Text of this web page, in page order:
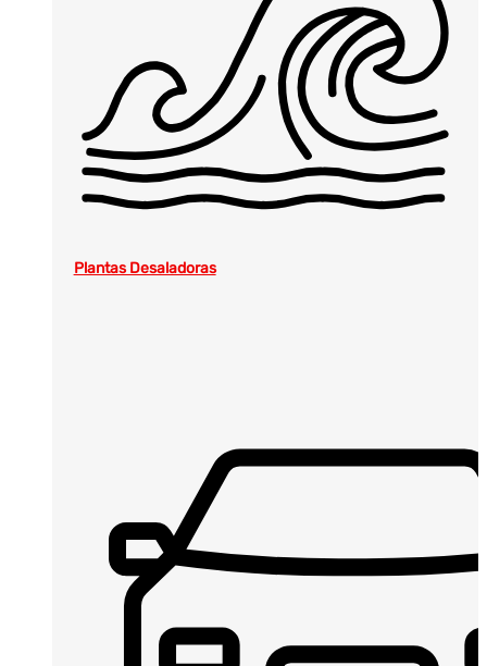
Plantas Desaladoras